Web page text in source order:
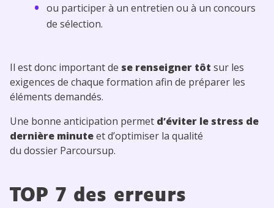
ou participer à un entretien ou à un concours
de sélection.
Il est donc important de se renseigner tôt sur les
exigences de chaque formation afin de préparer les
éléments demandés.
Une bonne anticipation permet d’éviter le stress de
dernière minuteet d’optimiser la qualité
du dossier Parcoursup.
TOP 7 des erreurs